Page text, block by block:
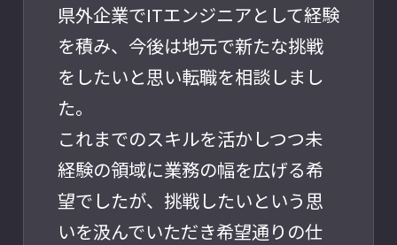
県外企業でITエンジニアとして経験
を積み、今後は地元で新たな挑戦
をしたいと思い転職を相談しまし
た。
これまでのスキルを活かしつつ未
経験の領域に業務の幅を広げる希
望でしたが、挑戦したいという思
いを汲んでいただき希望通りの仕